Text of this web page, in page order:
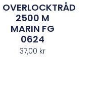
OVERLOCKTRÅD
2500 M
MARIN FG
0624
37,00 kr